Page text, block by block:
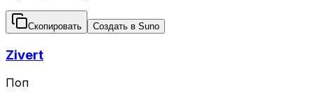
Скопировать Создать в Suno
Zivert
Поп